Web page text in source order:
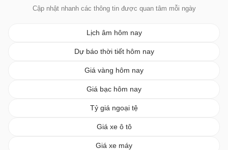
Cập nhật nhanh các thông tin được quan tâm mỗi ngày
Lịch âm hôm nay
Dự báo thời tiết hôm nay
Giá vàng hôm nay
Giá bạc hôm nay
Tỷ giá ngoại tệ
Giá xe ô tô
Giá xe máy